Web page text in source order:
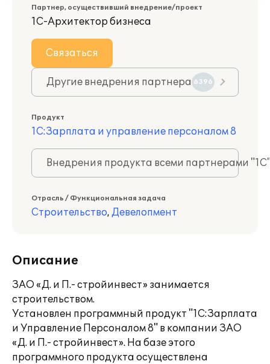
Партнер, осуществивший внедрение/проект
1С-Архитектор бизнеса
Связаться
Другие внедрения партнера 6396
Продукт
1С:Зарплата и управление персоналом 8
Внедрения продукта всеми партнерами
Отрасль / Функциональная задача
Строительство, Девелопмент
Описание
ЗАО «Д. и П.- стройинвест» занимается
строительством.
Установлен программный продукт "1С:Зарплата
и Управление Персоналом 8" в компании ЗАО
«Д. и П.- стройинвест». На базе этого
программного продукта осуществлена